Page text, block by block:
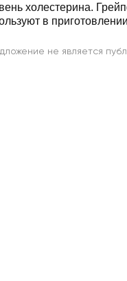
холестерина.
в
не является